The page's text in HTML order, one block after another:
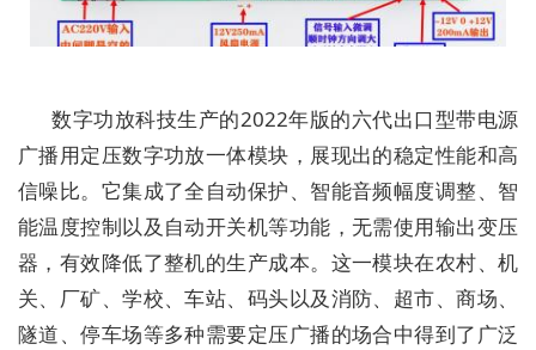
数字功放科技生产的2022年版的六代出口型带电源
广播用定压数字功放一体模块，展现出的稳定性能和高
信噪比。它集成了全自动保护、智能音频幅度调整、智
能温度控制以及自动开关机等功能，无需使用输出变压
器，有效降低了整机的生产成本。这一模块在农村、机
关、厂矿、学校、车站、码头以及消防、超市、商场、
隧道、停车场等多种需要定压广播的场合中得到了广泛